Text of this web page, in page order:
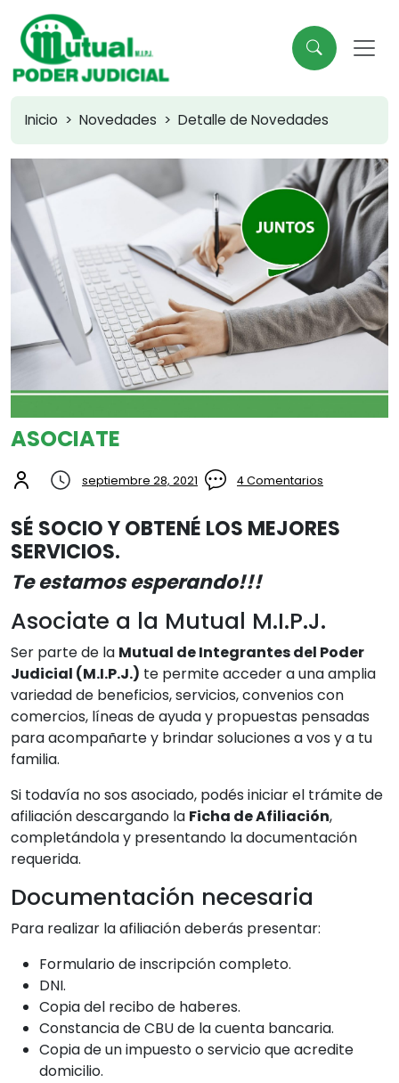
Inicio Novedades Detalle de Novedades
ASOCIATE
septiembre 28, 2021 4 Comentarios
SÉ SOCIO Y OBTENÉ LOS MEJORES
SERVICIOS.
Te estamos esperando!!!
Asociate a la Mutual M.I.P.J.
Ser parte de la Mutual de Integrantes del Poder
Judicial (M.I.P.J.) te permite acceder a una amplia
variedad de beneficios, servicios, convenios con
comercios, líneas de ayuda y propuestas pensadas
para acompañarte y brindar soluciones a vos y a tu
familia.
Si todavía no sos asociado, podés iniciar el trámite de
afiliación descargando la Ficha de Afiliación,
completándola y presentando la documentación
requerida.
Documentación necesaria
Para realizar la afiliación deberás presentar:
Formulario de inscripción completo.
DNI.
Copia del recibo de haberes.
Constancia de CBU de la cuenta bancaria.
Copia de un impuesto o servicio que acredite
domicilio.